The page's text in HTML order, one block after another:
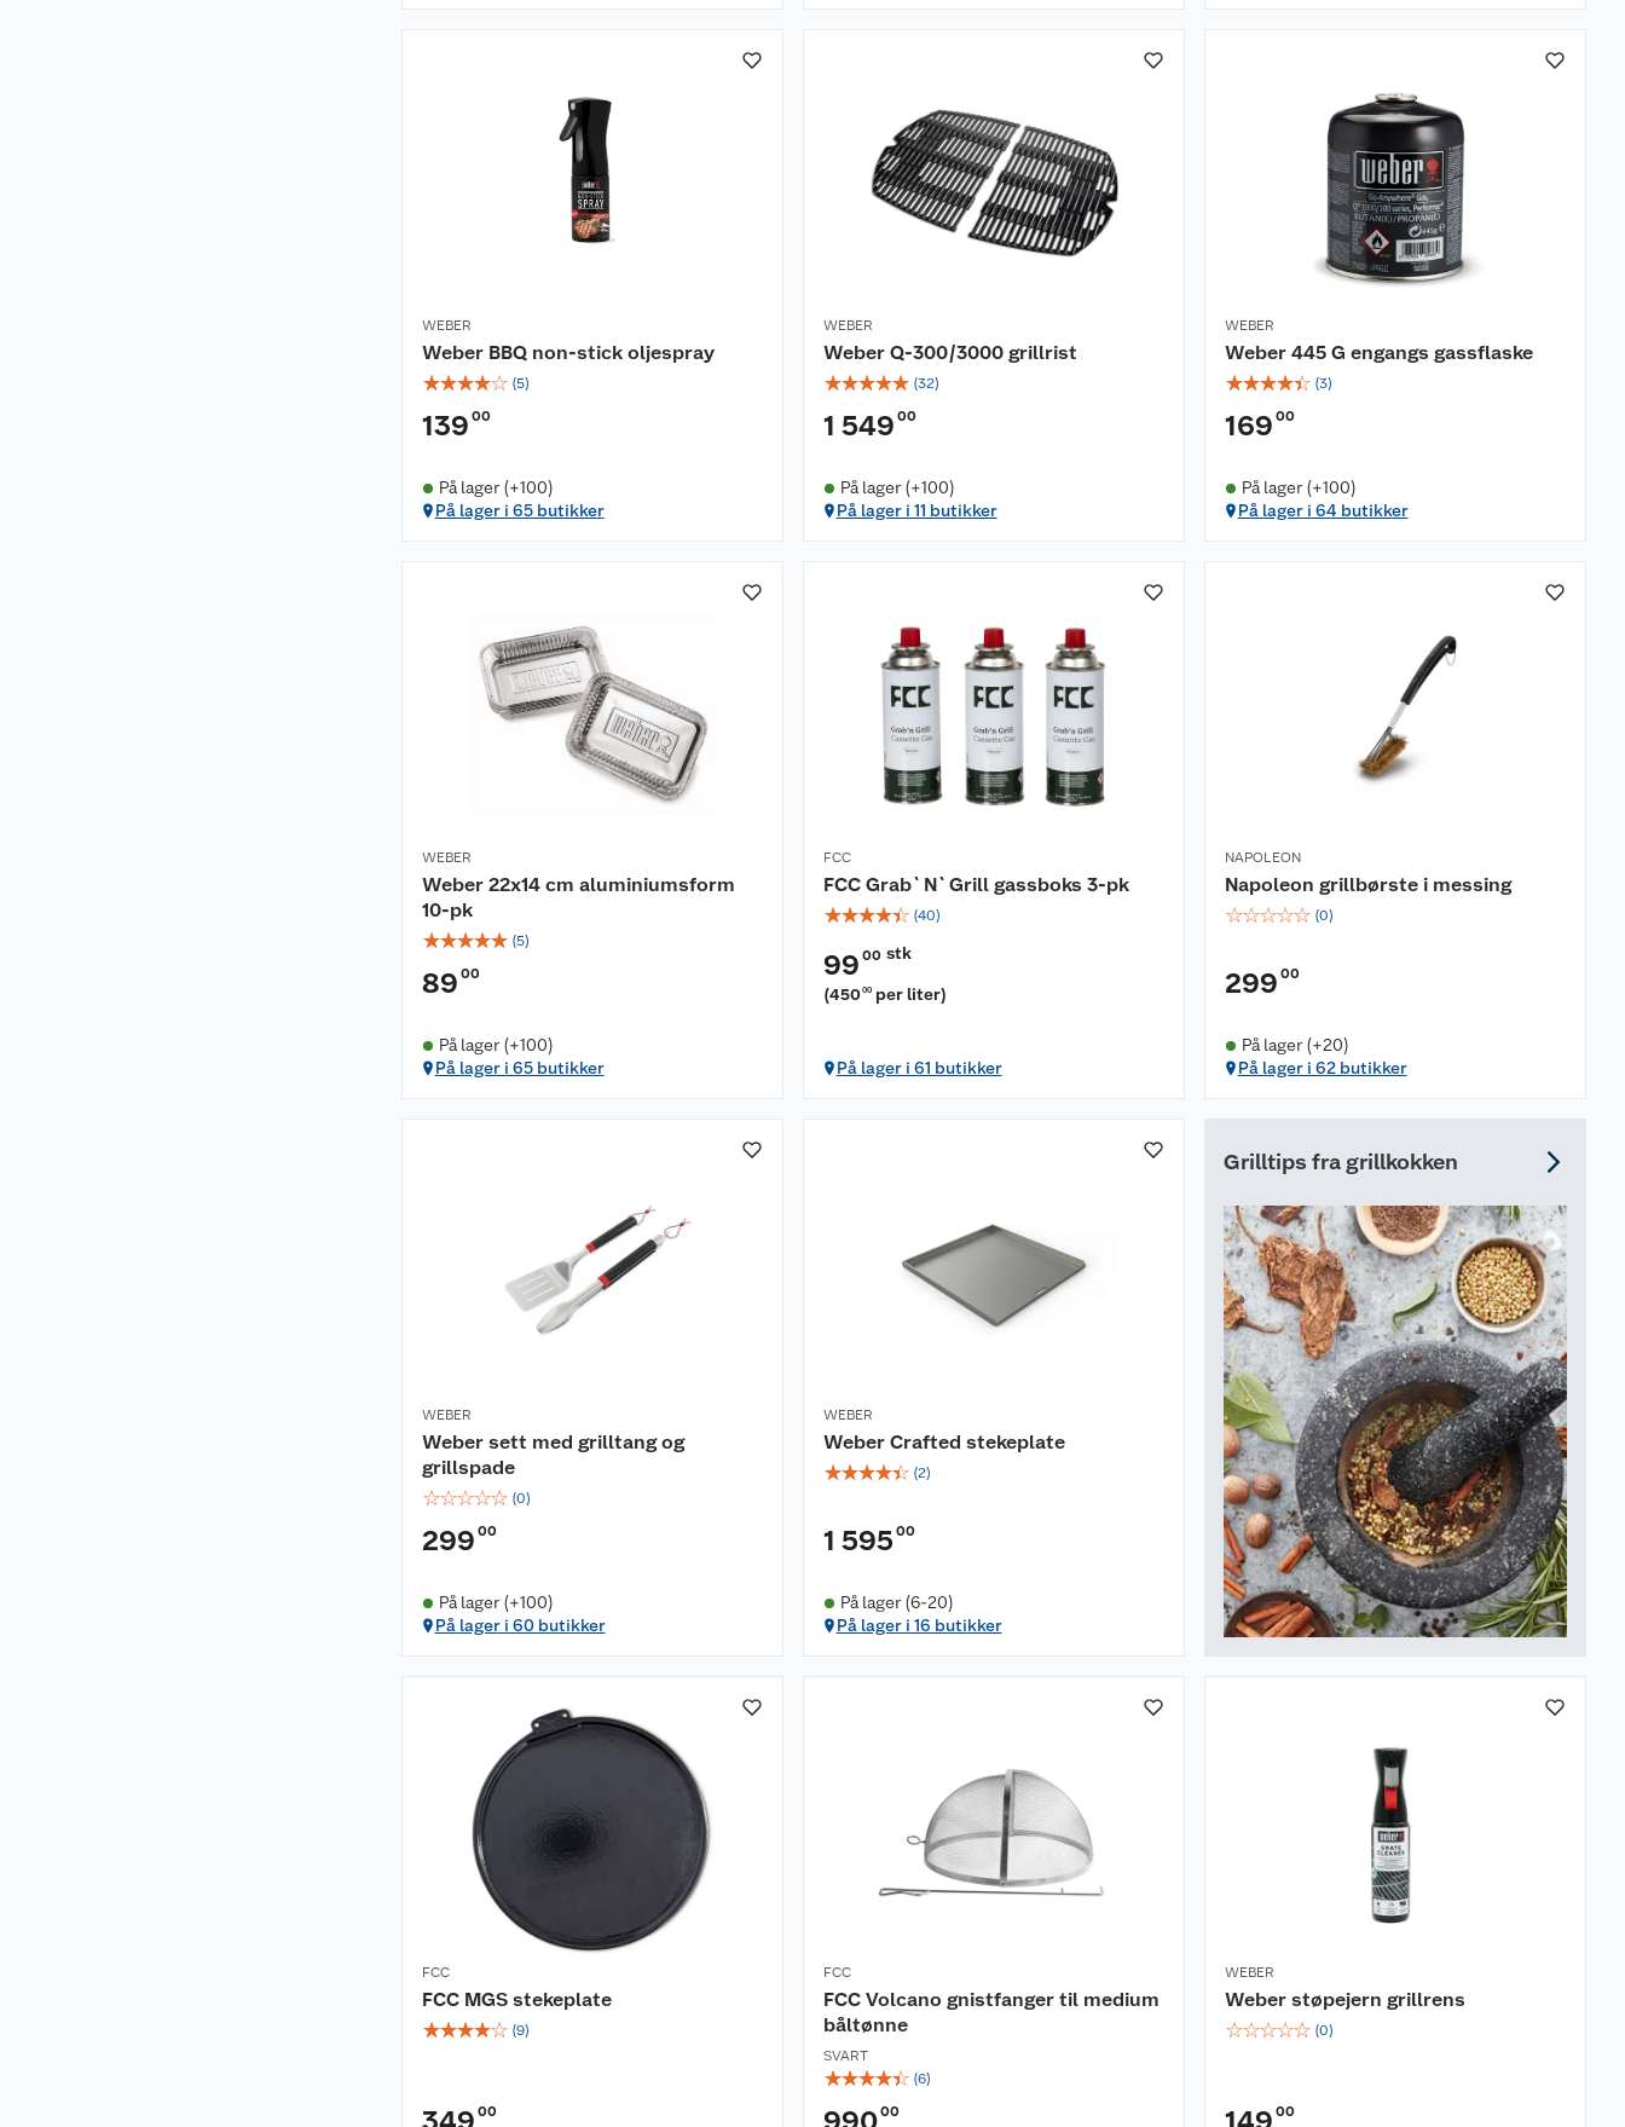
WEBER
Weber BBQ non-stick oljespray
☆☆☆☆☆ (5)
139 00
På lager (+100)
På lager i 65 butikker
WEBER
Weber Q-300/3000 grillrist
☆☆☆☆☆ (32)
1 549 00
På lager (+100)
På lager i 11 butikker
WEBER
Weber 445 G engangs gassflaske
☆☆☆☆☆ (3)
169 00
På lager (+100)
På lager i 64 butikker
WEBER
Weber 22x14 cm aluminiumsform
10-pk
☆☆☆☆☆ (5)
89 00
På lager (+100)
På lager i 65 butikker
FCC
FCC Grab`N`Grill gassboks 3-pk
☆☆☆☆☆ (40)
99 00 stk
(45000 per liter)
På lager i 61 butikker
NAPOLEON
Napoleon grillbørste i messing
☆☆☆☆☆ (0)
299 00
På lager (+20)
På lager i 62 butikker
WEBER
Weber sett med grilltang og
grillspade
☆☆☆☆☆ (0)
299 00
På lager (+100)
På lager i 60 butikker
WEBER
Weber Crafted stekeplate
☆☆☆☆☆ (2)
1 595 00
På lager (6-20)
På lager i 16 butikker
Grilltips fra grillkokken
FCC
FCC MGS stekeplate
☆☆☆☆☆ (9)
00
FCC
FCC Volcano gnistfanger til medium
båltønne
SVART
☆☆☆☆☆ (6)
00
WEBER
Weber støpejern grillrens
☆☆☆☆☆ (0)
00